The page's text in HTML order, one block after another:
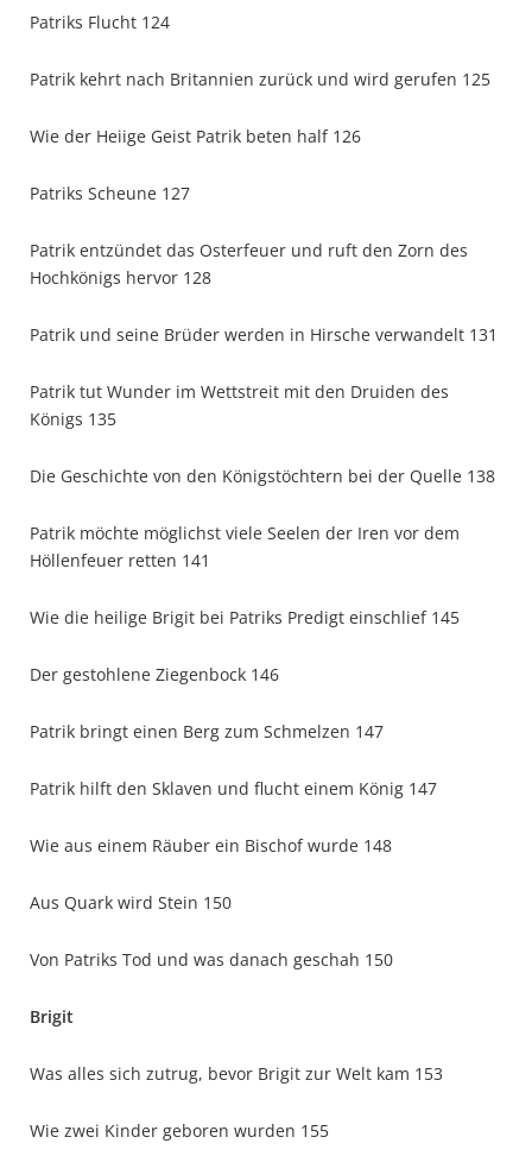
Patriks Flucht 124
Patrik kehrt nach Britannien zurück und wird gerufen 125
Wie der Heiige Geist Patrik beten half 126
Patriks Scheune 127
Patrik entzündet das Osterfeuer und ruft den Zorn des
Hochkönigs hervor 128
Patrik und seine Brüder werden in Hirsche verwandelt 131
Patrik tut Wunder im Wettstreit mit den Druiden des
Königs 135
Die Geschichte von den Königstöchtern bei der Quelle 138
Patrik möchte möglichst viele Seelen der Iren vor dem
Höllenfeuer retten 141
Wie die heilige Brigit bei Patriks Predigt einschlief 145
Der gestohlene Ziegenbock 146
Patrik bringt einen Berg zum Schmelzen 147
Patrik hilft den Sklaven und flucht einem König 147
Wie aus einem Räuber ein Bischof wurde 148
Aus Quark wird Stein 150
Von Patriks Tod und was danach geschah 150
Brigit
Was alles sich zutrug, bevor Brigit zur Welt kam 153
Wie zwei Kinder geboren wurden 155